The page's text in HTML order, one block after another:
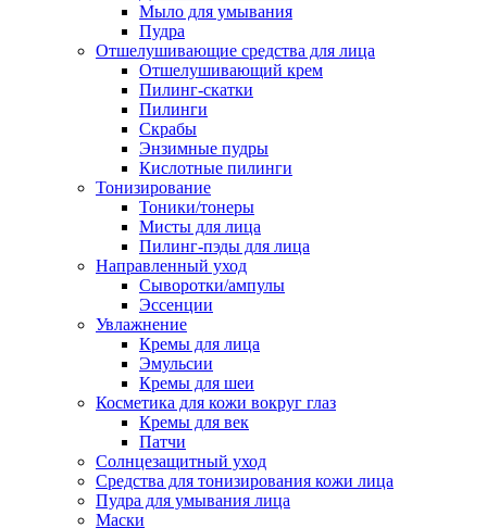
Мыло для умывания
Пудра
Отшелушивающие средства для лица
Отшелушивающий крем
Пилинг-скатки
Пилинги
Скрабы
Энзимные пудры
Кислотные пилинги
Тонизирование
Тоники/тонеры
Мисты для лица
Пилинг-пэды для лица
Направленный уход
Сыворотки/ампулы
Эссенции
Увлажнение
Кремы для лица
Эмульсии
Кремы для шеи
Косметика для кожи вокруг глаз
Кремы для век
Патчи
Солнцезащитный уход
Средства для тонизирования кожи лица
Пудра для умывания лица
Маски